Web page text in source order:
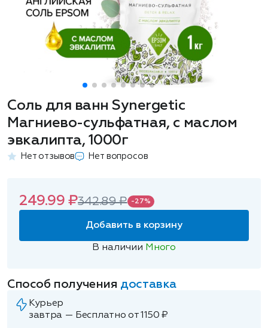
Соль для ванн Synergetic
Магниево-сульфатная, с маслом
эвкалипта, 1000г
Нет отзывов Нет вопросов
249.99 ₽342.89 ₽ -27%
Добавить в корзину
В наличии Много
Способ получения доставка
Курьер
завтра — Бесплатно от 1150 ₽